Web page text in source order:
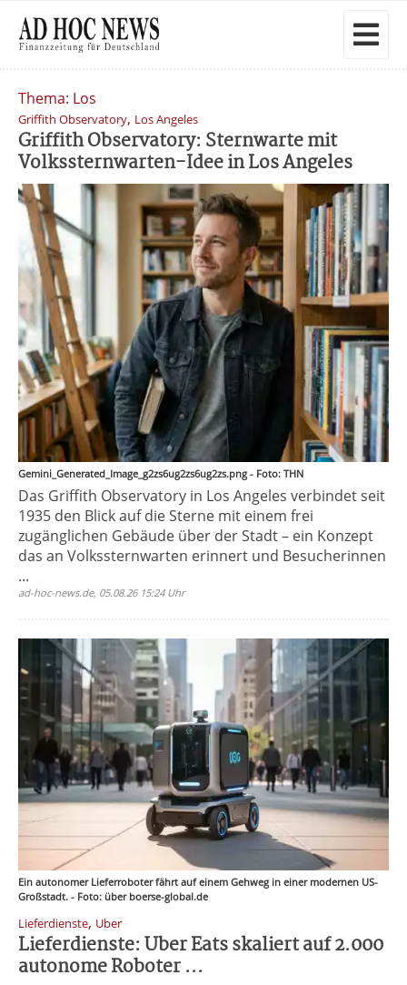
Thema: Los
Griffith Observatory, Los Angeles
Griffith Observatory: Sternwarte mit
Volkssternwarten-Idee in Los Angeles
Gemini_Generated_Image_g2zs6ug2zs6ug2zs.png - Foto: THN
Das Griffith Observatory in Los Angeles verbindet seit
1935 den Blick auf die Sterne mit einem frei
zugänglichen Gebäude über der Stadt – ein Konzept
das an Volkssternwarten erinnert und Besucherinnen
...
ad-hoc-news.de, 05.08.26 15:24 Uhr
Ein autonomer Lieferroboter fährt auf einem Gehweg in einer modernen US-
Großstadt. - Foto: über boerse-global.de
Lieferdienste, Uber
Lieferdienste: Uber Eats skaliert auf 2.000
autonome Roboter ...